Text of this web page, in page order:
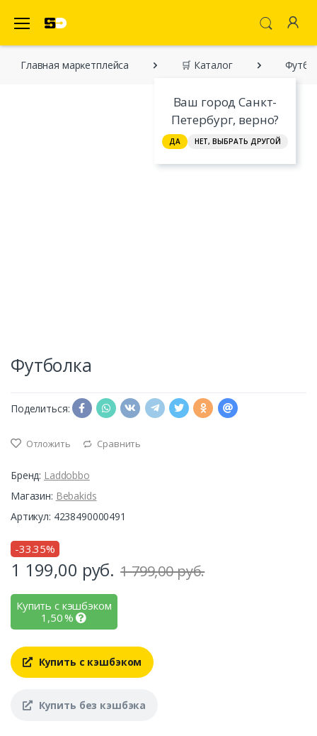
Ваш город Санкт-
Петербург, верно?
ДА НЕТ, ВЫБРАТЬ ДРУГОЙ
Главная марĸетплейса 🛒 Каталог
Футболка
Поделиться:
Отложить Сравнить
Бренд: Laddobbo
Магазин: Bebakids
Артикул: 4238490000491
-33.35%
1 199,00 руб. 1 799,00 руб.
Купить с кэшбэком
1,50%
Купить с кэшбэком
Купить без кэшбэка